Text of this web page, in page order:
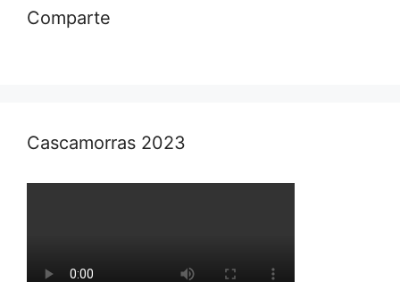
Comparte
Cascamorras 2023